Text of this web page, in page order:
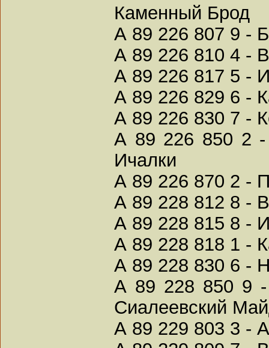
Каменный Брод
А 89 226 807 9 -
А 89 226 810 4 -
А 89 226 817 5 -
А 89 226 829 6 -
А 89 226 830 7 -
А 89 226 850 2 -
Ичалки
А 89 226 870 2 -
А 89 228 812 8 -
А 89 228 815 8 -
А 89 228 818 1 -
А 89 228 830 6 -
А 89 228 850 9 -
Сиалеевский
А 89 229 803 3 -